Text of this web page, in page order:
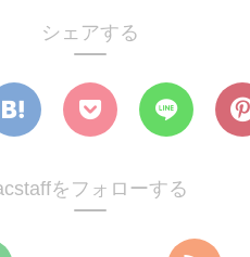
シェアする
をフォローする